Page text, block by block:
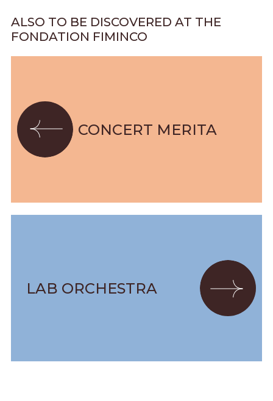
ALSO TO BE DISCOVERED AT THE
FONDATION FIMINCO
CONCERT MERITA
LAB ORCHESTRA